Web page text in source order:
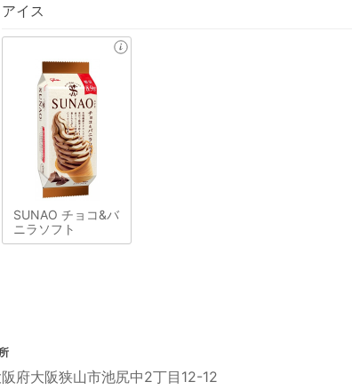
アイス
SUNAO チョコ&バ
ニラソフト
府大阪狭山市池尻中2丁目12-12